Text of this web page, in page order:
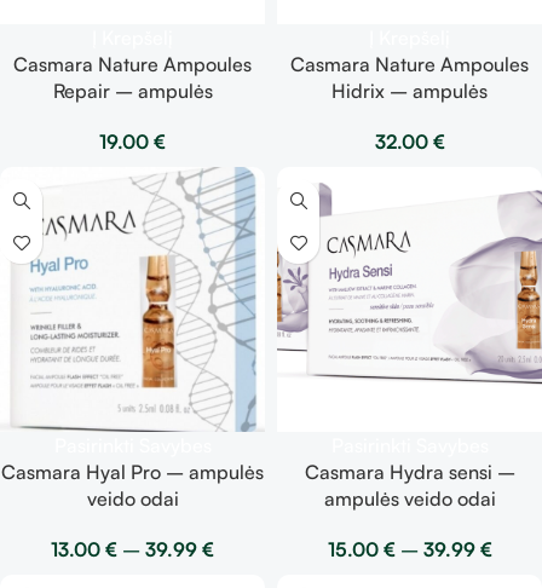
Casmara Nature Ampoules
Repair – ampulės
19.00 €
Casmara Nature Ampoules
Hidrix – ampulės
32.00 €
Casmara Hyal Pro – ampulės
veido odai
13.00 € – 39.99 €
Casmara Hydra sensi –
ampulės veido odai
15.00 € – 39.99 €